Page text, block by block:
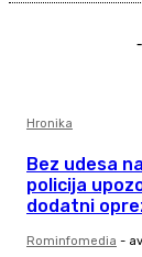
Hronika
Bez udesa
policija
dodatni
Rominfomedia -